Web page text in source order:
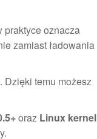
praktyce oznacza
zamiast ładowania
. Dzięki temu możesz
oraz Linux kernel